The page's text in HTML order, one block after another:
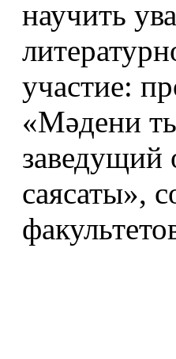
научить
участие:
«Мәдени
заведущий
саясаты»,